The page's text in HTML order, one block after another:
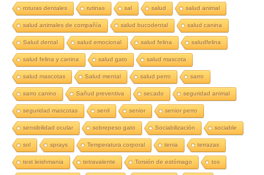
roturas dentales rutinas sal salud salud animal
salud animales de compañía salud bucodental salud canina
Salud dental salud emocional salud felina saludfelina
salud felina y canina salud gato salud mascota
salud mascotas Salud mental salud perro sarro
sarro canino Sañud preventiva secado seguridad animal
seguridad mascotas senil senior senior perro
sensibilidad ocular sobrepeso gato Sociabilización sociable
sol sprays Temperatura corporal tenia terrazas
test leishmania tetravalente Torsión de estómago tos